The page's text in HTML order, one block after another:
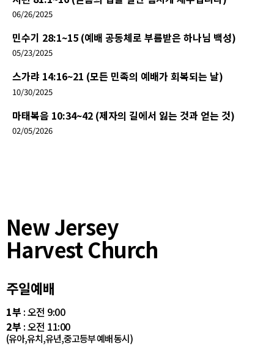
06/26/2025
민수기 28:1~15 (예배 공동체로 부름받은 하나님 백성)
05/23/2025
스가랴 14:16~21 (모든 민족의 예배가 회복되는 날)
10/30/2025
마태복음 10:34~42 (제자의 길에서 잃는 것과 얻는 것)
02/05/2026
New Jersey
Harvest Church
주일예배
1부 : 오전 9:00
2부 : 오전 11:00
(유아,유치,유년,중고등부 예배 동시)